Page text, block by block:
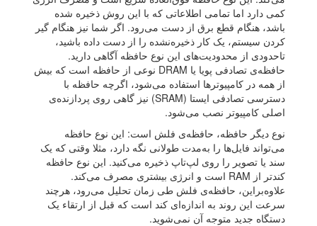
کمی دارد اما تمامی اطلاعاتی که با این روش ذخیره شده
باشد، هنگام قطع برق از دست می‌رود. اگر شما نیز هنگام گیر
کردن سیستم، یک کار ذخیره‌نشده را از دست داده باشید،
تاحدودی از محدودیت‌های این نوع حافظه آگاهی دارید.
حافظه‌ی تصادفی پویا یا DRAM نوعی از حافظه است که بیش
از همه در کامپیوترها استفاده می‌شود، اگرچه حافظه با
دسترسی تصادفی ایستا (SRAM) نیز گاهی روی پردازنده‌ی
اصلی کامپیوتر نصب می‌شود.
نوع دیگر حافظه، حافظه‌ی فلش است: این نوع حافظه
می‌تواند فایل‌ها را به‌مدت طولانی نگه دارد، مثلا وقتی که یک
سند یا تصویر را روی لپ‌تاپ ذخیره می‌کنید. این نوع حافظه
کندتر از RAM است و انرژی بیشتری مصرف می‌کند.
علاوه‌براین، حافظه‌ی فلش طی زمان تحلیل می‌رود، هرچند
سرعت این روند به اندازه‌ای کند است که قبل از ارتقاء یک
دستگاه جدید متوجه آن نمی‌شوید.